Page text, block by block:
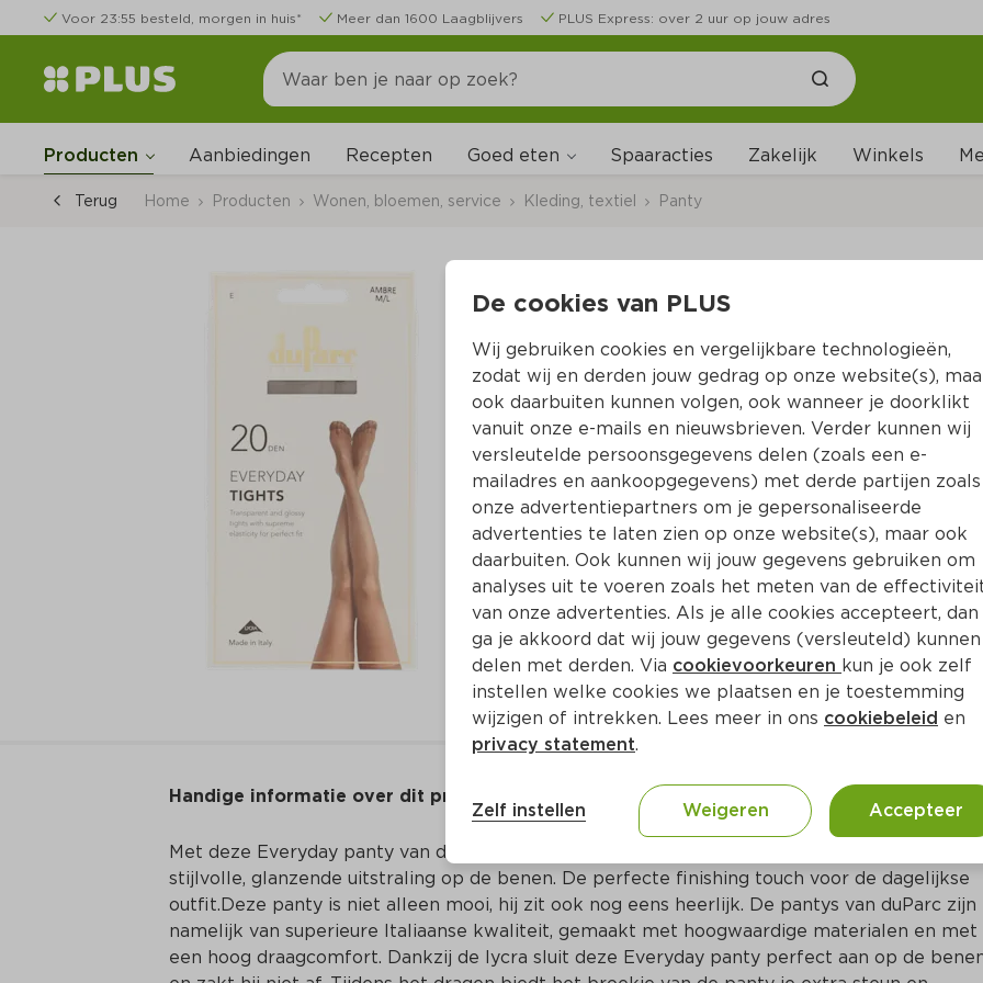
Voor 23:55 besteld, morgen in huis* Meer dan 1600 Laagblijvers PLUS Express: over 2 uur op jouw adres
Producten Aanbiedingen Recepten Goed eten Spaaracties Zakelijk Winkels
Terug Home Producten Wonen, bloemen, service Kleding, textiel Panty
DuParc Panty Lycra
7.49
Toevoegen
Handige informatie over dit product
Met deze Everyday panty van duParc zie je er altijd goed uit! Deze panty heeft namelijk een
stijlvolle, glanzende uitstraling op de benen. De perfecte finishing touch voor de dagelijkse
outfit.Deze panty is niet alleen mooi, hij zit ook nog eens heerlijk. De pantys van duParc zijn
namelijk van superieure Italiaanse kwaliteit, gemaakt met hoogwaardige materialen en met
een hoog draagcomfort. Dankzij de lycra sluit deze Everyday panty perfect aan op de
De cookies van PLUS
Wij gebruiken cookies en vergelijkbare technologieën,
zodat wij en derden jouw gedrag op onze website(s),
ook daarbuiten kunnen volgen, ook wanneer je doorklikt
vanuit onze e-mails en nieuwsbrieven. Verder kunnen wij
versleutelde persoonsgegevens delen (zoals een e-
mailadres en aankoopgegevens) met derde partijen zoals
onze advertentiepartners om je gepersonaliseerde
advertenties te laten zien op onze website(s), maar ook
daarbuiten. Ook kunnen wij jouw gegevens gebruiken om
analyses uit te voeren zoals het meten van de
van onze advertenties. Als je alle cookies accepteert, dan
ga je akkoord dat wij jouw gegevens (versleuteld) kunnen
delen met derden. Via cookievoorkeuren kun je ook zelf
instellen welke cookies we plaatsen en je toestemming
wijzigen of intrekken. Lees meer in ons cookiebeleid en
privacy statement.
Zelf instellen Weigeren Accepteer